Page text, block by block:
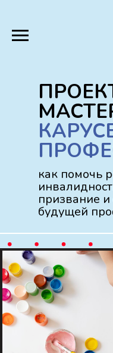
как помочь
призвание и
будущей